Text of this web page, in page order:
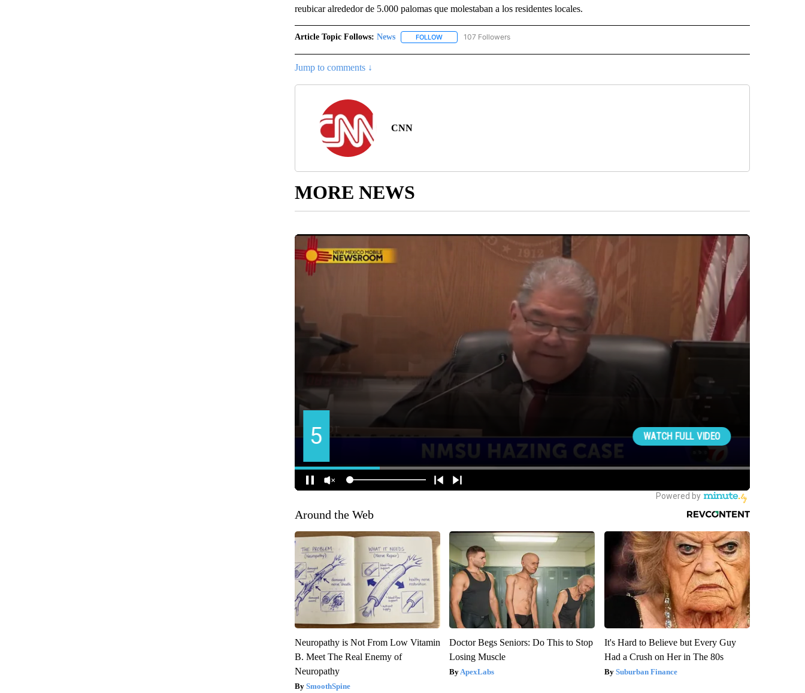
reubicar alrededor de 5.000 palomas que molestaban a los residentes locales.
Article Topic Follows: News FOLLOWFOLLOW "NEWS" TO RECEIVE NOTIFICATIONS ABOUT NEW PAGES ON "NEWS".
107 Followers
Jump to comments ↓
CNN
MORE NEWS
Around the Web
Neuropathy is Not From Low Vitamin
B. Meet The Real Enemy of
Neuropathy
SmoothSpine
Doctor Begs Seniors: Do This to Stop
Losing Muscle
ApexLabs
It's Hard to Believe but Every Guy
Had a Crush on Her in The 80s
Suburban Finance